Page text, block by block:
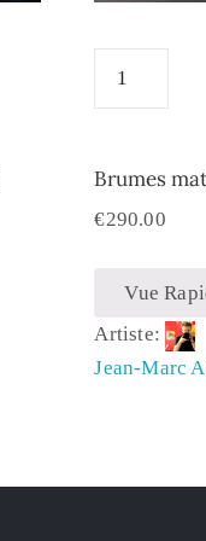
Brumes
€290.00
Vue
Artiste:
Jean-Marc